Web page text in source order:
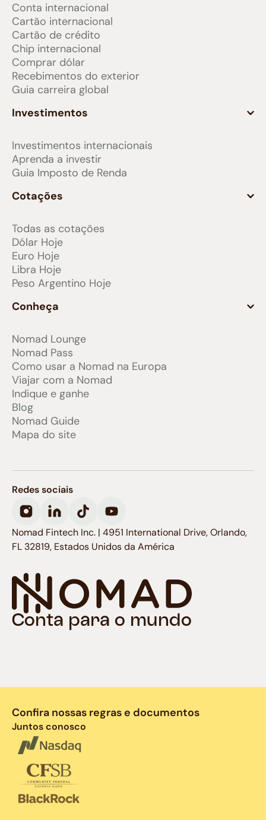
Conta internacional
Cartão internacional
Cartão de crédito
Chip internacional
Comprar dólar
Recebimentos do exterior
Guia carreira global
Investimentos
Investimentos internacionais
Aprenda a investir
Guia Imposto de Renda
Cotações
Todas as cotações
Dólar Hoje
Euro Hoje
Libra Hoje
Peso Argentino Hoje
Conheça
Nomad Lounge
Nomad Pass
Como usar a Nomad na Europa
Viajar com a Nomad
Indique e ganhe
Blog
Nomad Guide
Mapa do site
Conta para o mundo
Redes sociais
Nomad Fintech Inc. | 4951 International Drive, Orlando,
FL 32819, Estados Unidos da América
Confira nossas regras e documentos
Juntos conosco